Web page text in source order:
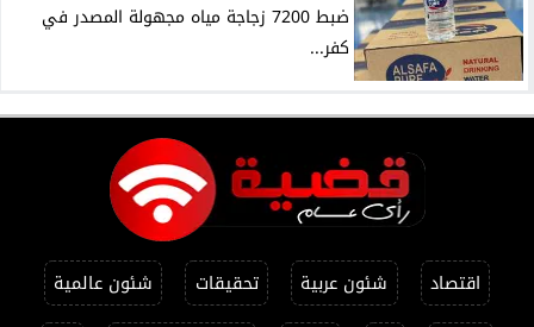
ضبط 7200 زجاجة مياه مجهولة المصدر في
كفر...
اقتصاد شئون عربية تحقيقات
شئون عالمية